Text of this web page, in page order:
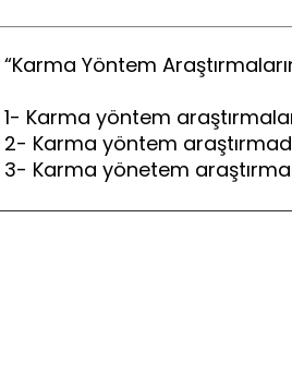
“Karma Yöntem
1- Karma yöntem
2- Karma yöntem
3- Karma yönetem